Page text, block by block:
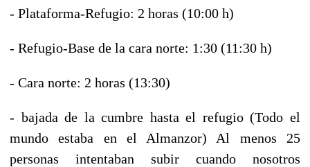
- Plataforma-Refugio: 2 horas (10:00 h)
- Refugio-Base de la cara norte: 1:30 (11:30 h)
- Cara norte: 2 horas (13:30)
- bajada de la cumbre hasta el refugio (Todo el
mundo estaba en el Almanzor) Al menos 25
personas intentaban subir cuando nosotros